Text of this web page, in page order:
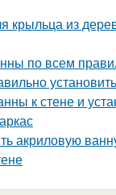
крыльца из
по всем
к стене и
акриловую